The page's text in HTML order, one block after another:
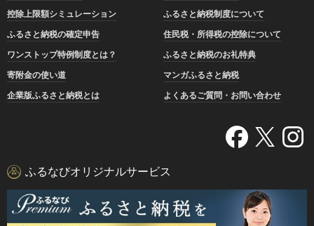
控除上限額シミュレーション
ふるさと納税制度について
ふるさと納税の確定申告
住民税・所得税の控除について
ワンストップ特例制度とは？
ふるさと納税のお礼特典
寄附金の使い道
マンガふるさと納税
企業版ふるさと納税とは
よくあるご質問・お問い合わせ
ふるなびオリジナルサービス